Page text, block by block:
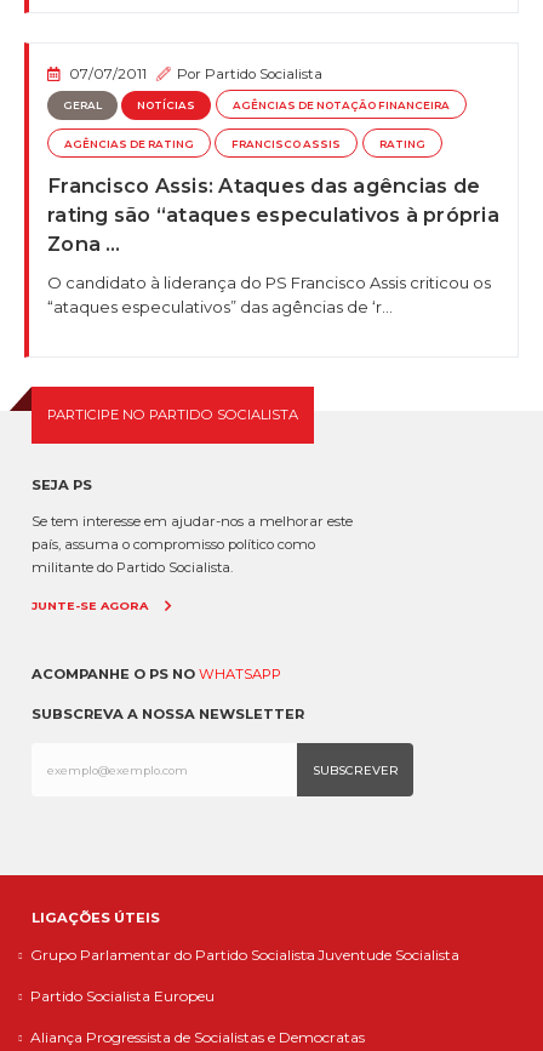
07/07/2011 Por Partido Socialista
GERAL NOTÍCIAS AGÊNCIAS DE NOTAÇÃO FINANCEIRA
AGÊNCIAS DE RATING FRANCISCO ASSIS RATING
Francisco Assis: Ataques das agências de
rating são “ataques especulativos à própria
Zona …
O candidato à liderança do PS Francisco Assis criticou os
“ataques especulativos” das agências de ‘r...
PARTICIPE NO PARTIDO SOCIALISTA
SEJA PS
Se tem interesse em ajudar-nos a melhorar este
país, assuma o compromisso político como
militante do Partido Socialista.
JUNTE-SE AGORA
ACOMPANHE O PS NO WHATSAPP
SUBSCREVA A NOSSA NEWSLETTER
LIGAÇÕES ÚTEIS
Grupo Parlamentar do Partido Socialista Juventude Socialista
Partido Socialista Europeu
Aliança Progressista de Socialistas e Democratas